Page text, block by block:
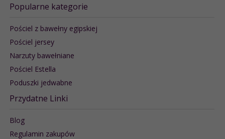
Popularne kategorie
Pościel z bawełny egipskiej
Pościel jersey
Narzuty bawełniane
Pościel Estella
Poduszki jedwabne
Przydatne Linki
Blog
Regulamin zakupów